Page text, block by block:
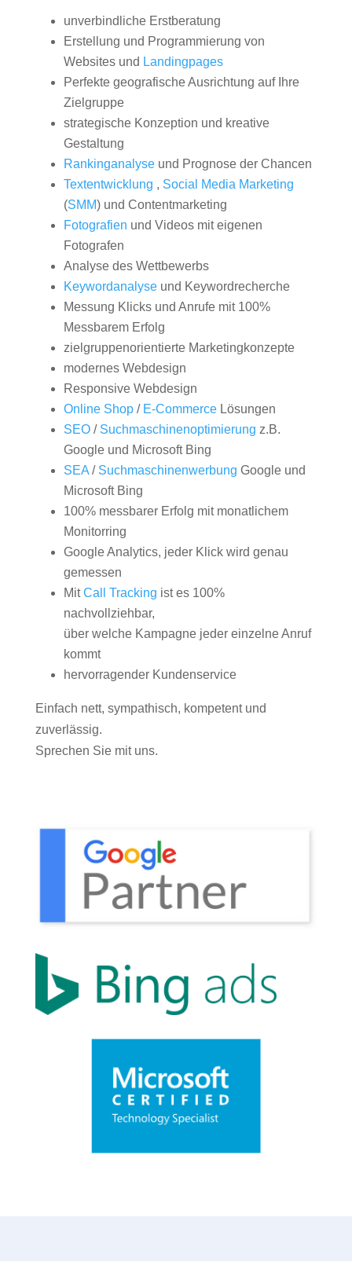
unverbindliche Erstberatung
Erstellung und Programmierung von
Websites und Landingpages
Perfekte geografische Ausrichtung auf Ihre
Zielgruppe
strategische Konzeption und kreative
Gestaltung
Rankinganalyseund Prognose der Chancen
Textentwicklung , Social Media Marketing
(SMM) und Contentmarketing
Fotografien und Videos mit eigenen
Fotografen
Analyse des Wettbewerbs
Keywordanalyseund Keywordrecherche
Messung Klicks und Anrufe mit 100%
Messbarem Erfolg
zielgruppenorientierte Marketingkonzepte
modernes Webdesign
Responsive Webdesign
Online Shop/ E-CommerceLösungen
SEO/ Suchmaschinenoptimierung z.B.
Google und Microsoft Bing
SEA/ Suchmaschinenwerbung Google und
Microsoft Bing
100% messbarer Erfolg mit monatlichem
Monitorring
Google Analytics, jeder Klick wird genau
gemessen
MitCall Tracking ist es 100%
nachvollziehbar,
über welche Kampagne jeder einzelne Anruf
kommt
hervorragender Kundenservice
Einfach nett, sympathisch, kompetent und
zuverlässig.
Sprechen Sie mit uns.